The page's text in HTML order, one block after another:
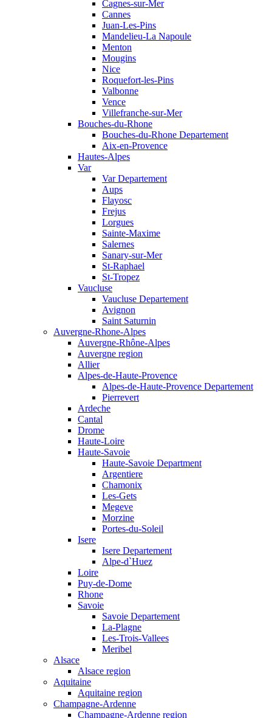
Cagnes-sur-Mer
Cannes
Juan-Les-Pins
Mandelieu-La Napoule
Menton
Mougins
Nice
Roquefort-les-Pins
Valbonne
Vence
Villefranche-sur-Mer
Bouches-du-Rhone
Bouches-du-Rhone Departement
Aix-en-Provence
Hautes-Alpes
Var
Var Departement
Aups
Flayosc
Frejus
Lorgues
Sainte-Maxime
Salernes
Sanary-sur-Mer
St-Raphael
St-Tropez
Vaucluse
Vaucluse Departement
Avignon
Saint Saturnin
Auvergne-Rhone-Alpes
Auvergne-Rhône-Alpes
Auvergne region
Allier
Alpes-de-Haute-Provence
Alpes-de-Haute-Provence Departement
Pierrevert
Ardeche
Cantal
Drome
Haute-Loire
Haute-Savoie
Haute-Savoie Department
Argentiere
Chamonix
Les-Gets
Megeve
Morzine
Portes-du-Soleil
Isere
Isere Departement
Alpe-d`Huez
Loire
Puy-de-Dome
Rhone
Savoie
Savoie Departement
La-Plagne
Les-Trois-Vallees
Meribel
Alsace
Alsace region
Aquitaine
Aquitaine region
Champagne-Ardenne
Champagne-Ardenne region